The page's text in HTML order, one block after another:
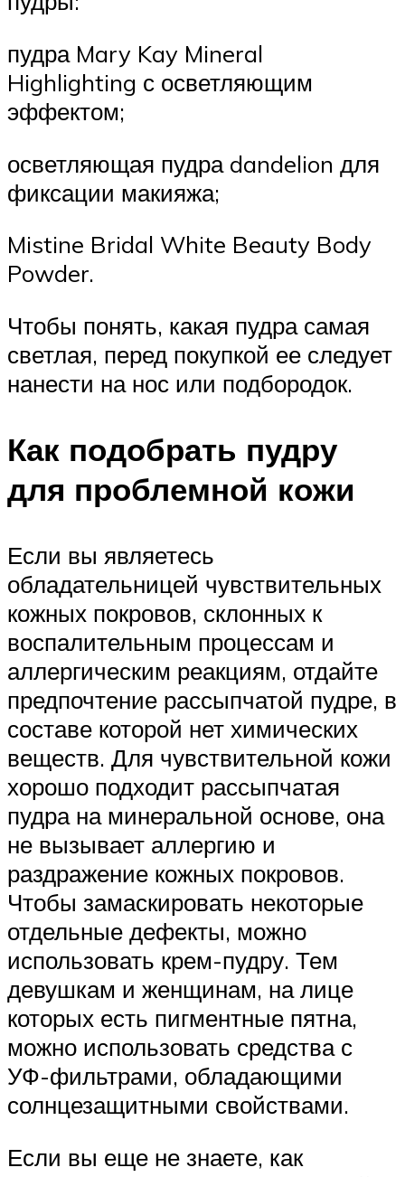
пудра Mary Kay Mineral
Highlighting с осветляющим
эффектом;
осветляющая пудра dandelion для
фиксации макияжа;
Mistine Bridal White Beauty Body
Powder.
Чтобы понять, какая пудра самая
светлая, перед покупкой ее следует
нанести на нос или подбородок.
Как подобрать пудру
для проблемной кожи
Если вы являетесь
обладательницей чувствительных
кожных покровов, склонных к
воспалительным процессам и
аллергическим реакциям, отдайте
предпочтение рассыпчатой пудре, в
составе которой нет химических
веществ. Для чувствительной кожи
хорошо подходит рассыпчатая
пудра на минеральной основе, она
не вызывает аллергию и
раздражение кожных покровов.
Чтобы замаскировать некоторые
отдельные дефекты, можно
использовать крем-пудру. Тем
девушкам и женщинам, на лице
которых есть пигментные пятна,
можно использовать средства с
УФ-фильтрами, обладающими
солнцезащитными свойствами.
Если вы еще не знаете, как